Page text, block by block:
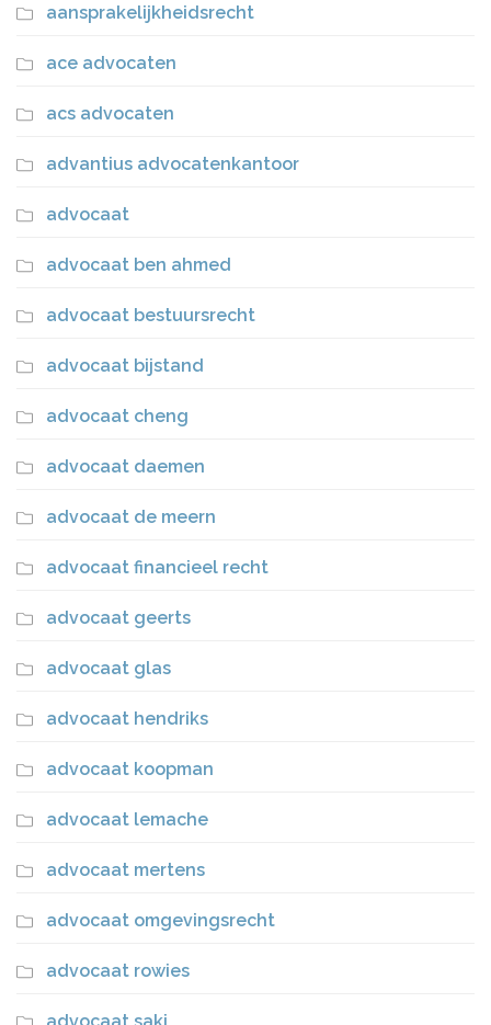
aansprakelijkheidsrecht
ace advocaten
acs advocaten
advantius advocatenkantoor
advocaat
advocaat ben ahmed
advocaat bestuursrecht
advocaat bijstand
advocaat cheng
advocaat daemen
advocaat de meern
advocaat financieel recht
advocaat geerts
advocaat glas
advocaat hendriks
advocaat koopman
advocaat lemache
advocaat mertens
advocaat omgevingsrecht
advocaat rowies